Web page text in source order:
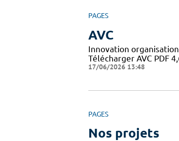
PAGES
AVC
Innovation
Télécharger AVC PDF
17/06/2026 13:48
PAGES
Nos projets